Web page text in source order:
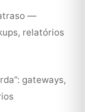
—
relatórios
gateways,